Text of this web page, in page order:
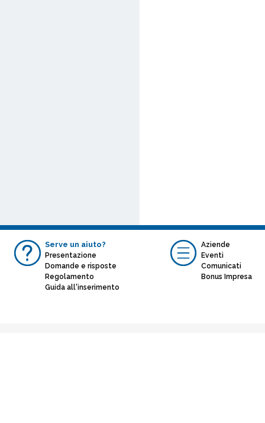
Serve un aiuto?
Presentazione
Domande e risposte
Regolamento
Guida all'inserimento
Aziende
Eventi
Comunicati
Bonus Impresa